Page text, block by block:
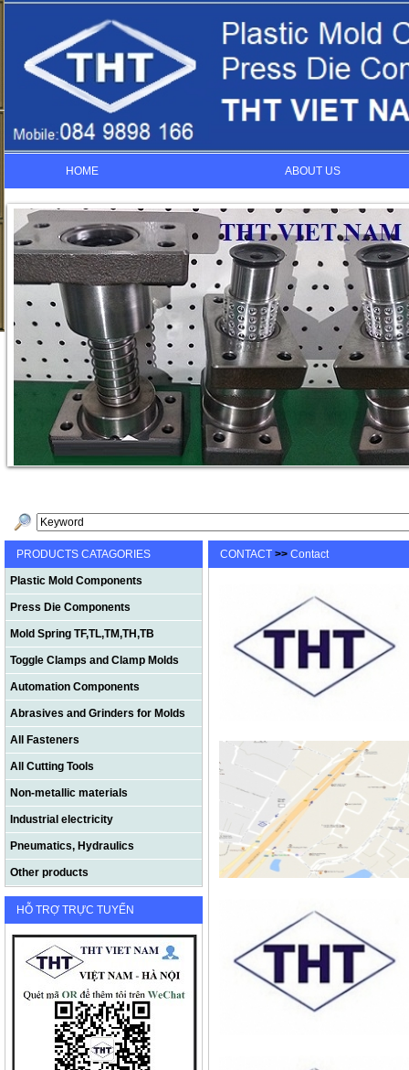
HOME ABOUT US
PRODUCTS CATAGORIES
Plastic Mold Components
Press Die Components
Mold Spring TF,TL,TM,TH,TB
Toggle Clamps and Clamp Molds
Automation Components
Abrasives and Grinders for Molds
All Fasteners
All Cutting Tools
Non-metallic materials
Industrial electricity
Pneumatics, Hydraulics
Other products
HỖ TRỢ TRỰC TUYẾN
CONTACT >> Contact